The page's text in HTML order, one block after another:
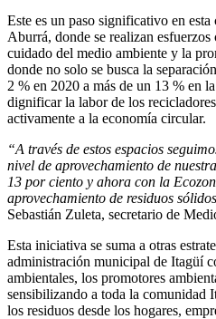
Este es un paso significativo en
Aburrá, donde se realizan
cuidado del medio ambiente y la
donde no solo se busca la
2 % en 2020 a más de un 13 % en
dignificar la labor de los
activamente a la economía circular.
“A través de estos espacios
nivel de aprovechamiento de
13 por ciento y ahora con la
aprovechamiento de residuos
Sebastián Zuleta, secretario de
Esta iniciativa se suma a otras
administración municipal de Itagüí
ambientales, los promotores
sensibilizando a toda la comunidad
los residuos desde los hogares,